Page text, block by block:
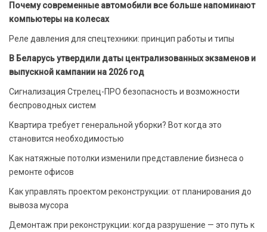
Почему современные автомобили все больше напоминают
компьютеры на колесах
Реле давления для спецтехники: принцип работы и типы
В Беларусь утвердили даты централизованных экзаменов и
выпускной кампании на 2026 год
Сигнализация Стрелец-ПРО безопасность и возможности
беспроводных систем
Квартира требует генеральной уборки? Вот когда это
становится необходимостью
Как натяжные потолки изменили представление бизнеса о
ремонте офисов
Как управлять проектом реконструкции: от планирования до
вывоза мусора
Демонтаж при реконструкции: когда разрушение — это путь к